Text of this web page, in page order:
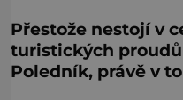
Přestože nestojí v
turistických
Poledník, právě v